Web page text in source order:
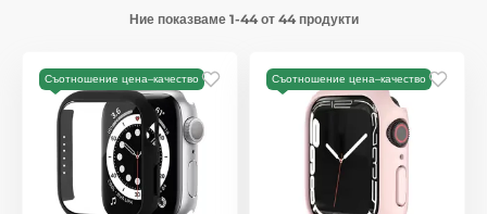
Ние показваме 1-44 от 44 продукти
Съотношение цена–качество Съотношение цена–качество